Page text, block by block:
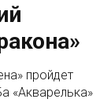
пройдет
«Акварелька»